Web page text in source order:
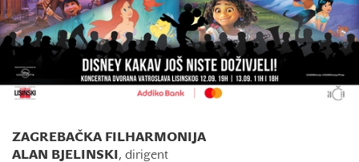
ZAGREBAČKA FILHARMONIJA
ALAN BJELINSKI , dirigent